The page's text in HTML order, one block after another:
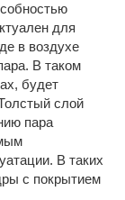
для
в воздухе
В таком
будет
слой
пара
В таких
с покрытием